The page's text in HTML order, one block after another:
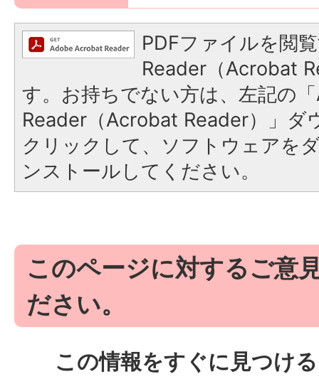
PDFファイルを閲
Reader（Acrobat
す。お持ちでない方は、左記の
Reader（Acrobat Reader）」ダ
クリックして、ソフトウェアを
ンストールしてください。
このページに対するご意
ださい。
この情報をすぐに見つけ